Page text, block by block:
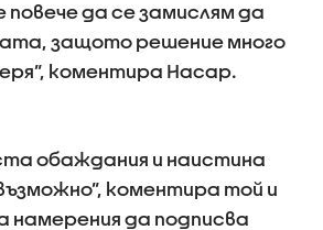
повече да се замислям да
защото решение много
коментира Насар.
обаждания и наистина
коментира той и
намерения да подписва